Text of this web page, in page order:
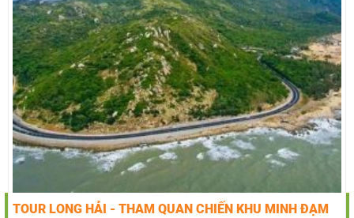
TOUR LONG HẢI - THAM QUAN CHIẾN KHU MINH ĐẠM